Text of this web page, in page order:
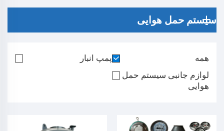
سیستم حمل هوایی
همه
پمپ انبار
لوازم جانبی سیستم حمل
هوایی